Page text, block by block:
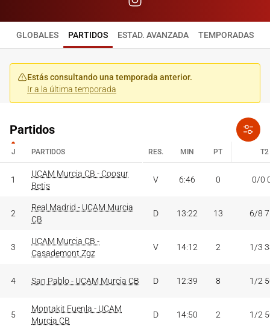
GLOBALES PARTIDOS ESTAD. AVANZADA TEMPORADAS
Estás consultando una temporada anterior.
Ir a la última temporada
Partidos
J PARTIDOS RES. MIN PT T2
PARTIDOS
1
UCAM Murcia CB - Coosur
Betis
V 6:46 0 0/0
2
Real Madrid - UCAM Murcia
CB
D 13:22 13 6/8
3
UCAM Murcia CB -
Casademont Zgz
V 14:12 2 1/3
4 San Pablo - UCAM Murcia CB D 12:39 8 1/2
5
Montakit Fuenla - UCAM
Murcia CB
D 14:50 2 1/2